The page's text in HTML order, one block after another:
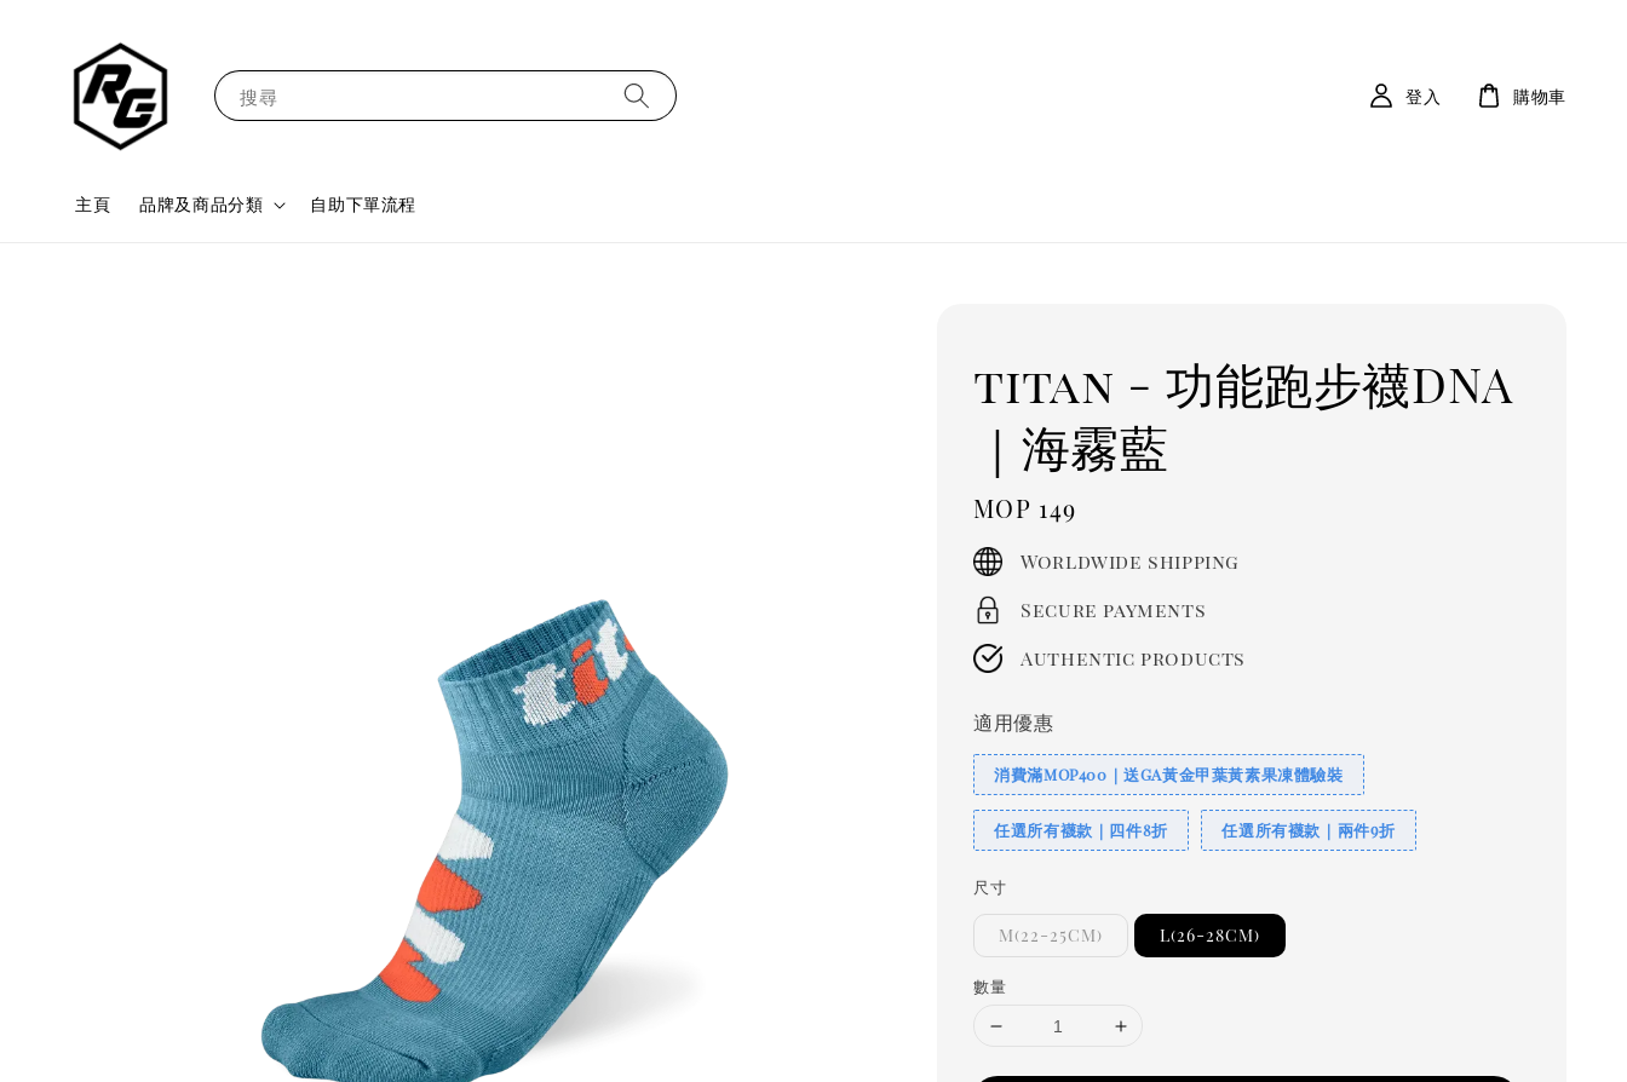
搜尋
主頁 品牌及商品分類 自助下單流程
登入 購物車
titan - 功能跑步襪DNA
｜海霧藍
Regular
price
MOP 149
Worldwide shipping
Secure payments
Authentic products
適用優惠
消費滿MOP400｜送GA黃金甲葉黃素果凍體驗裝
任選所有襪款｜四件8折 任選所有襪款｜兩件9折
尺寸
M(22-25CM) L(26-28CM)
數量